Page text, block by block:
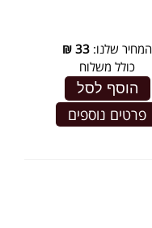
המחיר שלנו: 33
₪
כולל משלוח
הוסף לסל
פרטים נוספים